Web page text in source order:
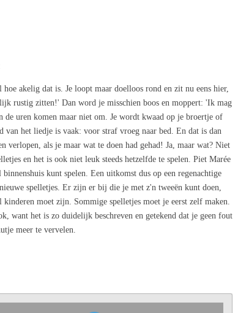
akelig dat is. Je loopt maar doelloos rond en zit nu eens hier,
rustig zitten!' Dan word je misschien boos en moppert: 'Ik mag
de uren komen maar niet om. Je wordt kwaad op je broertje of
het liedje is vaak: voor straf vroeg naar bed. En dat is dan
verlopen, als je maar wat te doen had gehad! Ja, maar wat? Niet
en het is ook niet leuk steeds hetzelfde te spelen. Piet Marée
kunt spelen. Een uitkomst dus op een regenachtige
spelletjes. Er zijn er bij die je met z'n tweeën kunt doen,
moet zijn. Sommige spelletjes moet je eerst zelf maken.
want het is zo duidelijk beschreven en getekend dat je geen fout
meer te vervelen.